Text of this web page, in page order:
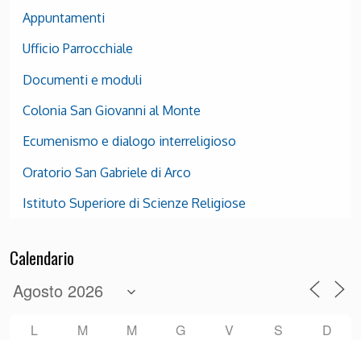
Appuntamenti
Ufficio Parrocchiale
Documenti e moduli
Colonia San Giovanni al Monte
Ecumenismo e dialogo interreligioso
Oratorio San Gabriele di Arco
Istituto Superiore di Scienze Religiose
Calendario
L M M G V S D